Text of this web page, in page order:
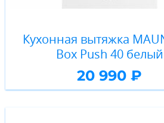
Кухонная вытяжка
Box Push 40 белый
20 990 ₽